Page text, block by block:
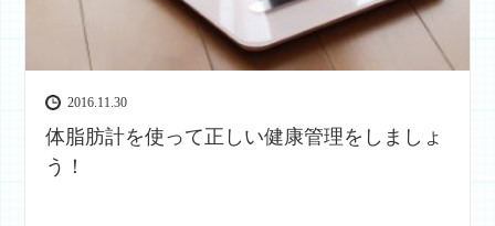
2016.11.30
体脂肪計を使って正しい健康管理をしましょ
う！